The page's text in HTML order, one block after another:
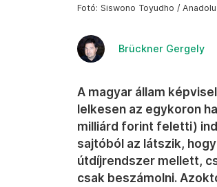
Fotó: Siswono Toyudho /
Brückner Gergely
A magyar állam
lelkesen az egykoron
milliárd forint feletti)
sajtóból az látszik,
útdíjrendszer mellett,
csak beszámolni.